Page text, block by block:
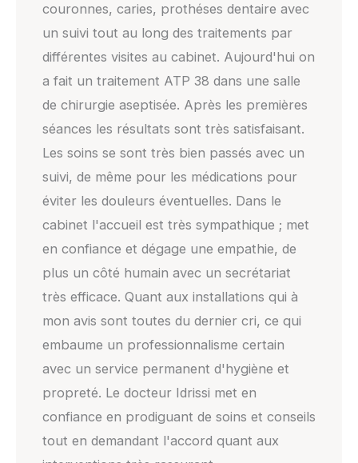
couronnes, caries, prothéses dentaire avec
un suivi tout au long des traitements par
différentes visites au cabinet. Aujourd'hui on
a fait un traitement ATP 38 dans une salle
de chirurgie aseptisée. Après les premières
séances les résultats sont très satisfaisant.
Les soins se sont très bien passés avec un
suivi, de même pour les médications pour
éviter les douleurs éventuelles. Dans le
cabinet l'accueil est très sympathique ; met
en confiance et dégage une empathie, de
plus un côté humain avec un secrétariat
très efficace. Quant aux installations qui à
mon avis sont toutes du dernier cri, ce qui
embaume un professionnalisme certain
avec un service permanent d'hygiène et
propreté. Le docteur Idrissi met en
confiance en prodiguant de soins et conseils
tout en demandant l'accord quant aux